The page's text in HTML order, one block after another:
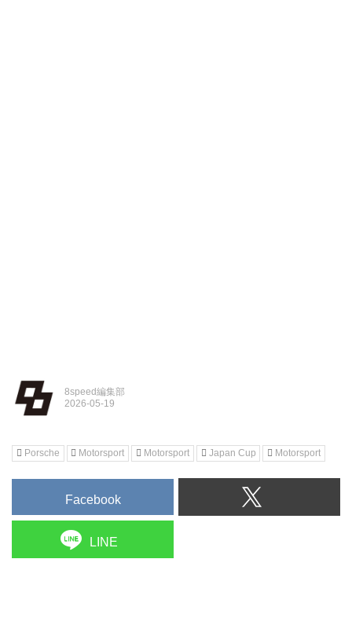
8speed編集部
Porsche Motorsport Motorsport Japan Cup Motorsport
Facebook
LINE